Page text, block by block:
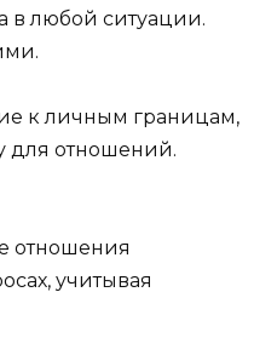
в любой ситуации.
к личным границам,
для отношений.
отношения
учитывая